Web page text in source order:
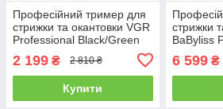
Професійний тример для
стрижки та окантовки VGR
Professional Black/Green
2 199 ₴ 2 810 ₴
Купити
стрижки
BaByliss
6 599₴